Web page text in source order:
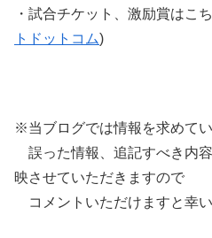
・試合チケット、激励賞はこ
トドットコム)
※当ブログでは情報を求めてい
誤った情報、追記すべき内
映させていただきますので
コメントいただけますと幸い